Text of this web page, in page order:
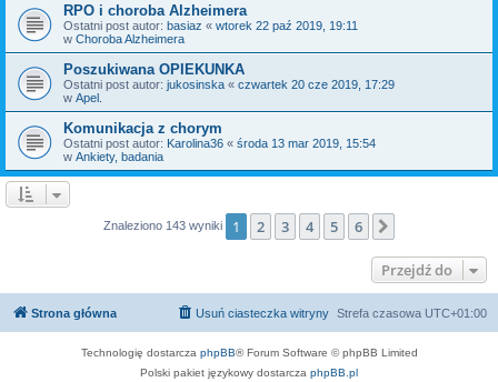
RPO i choroba Alzheimera
Ostatni post autor: basiaz « wtorek 22 paź 2019, 19:11
w Choroba Alzheimera
Poszukiwana OPIEKUNKA
Ostatni post autor: jukosinska « czwartek 20 cze 2019, 17:29
w Apel.
Komunikacja z chorym
Ostatni post autor: Karolina36 « środa 13 mar 2019, 15:54
w Ankiety, badania
Znaleziono 143 wyniki 1 2 3 4 5 6
Przejdź do
Strona główna Strefa czasowa UTC+01:00
Usuń ciasteczka witryny
Technologię dostarcza phpBB® Forum Software © phpBB Limited
Polski pakiet językowy dostarcza phpBB.pl